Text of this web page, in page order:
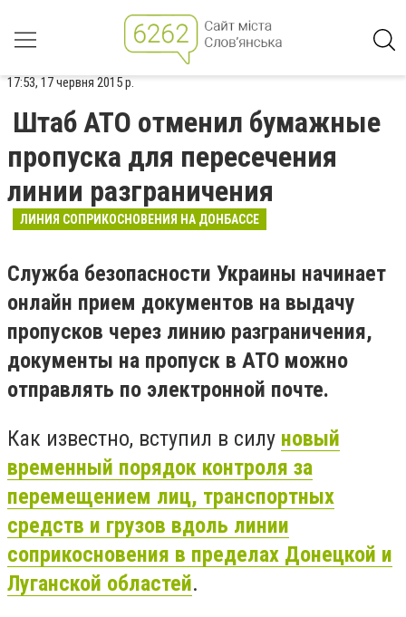
17:53, 17 червня 2015 р.
Штаб АТО отменил бумажные
пропуска для пересечения
линии разграничения
ЛИНИЯ СОПРИКОСНОВЕНИЯ НА ДОНБАССЕ
Служба безопасности Украины начинает
онлайн прием документов на выдачу
пропусков через линию разграничения,
документы на пропуск в АТО можно
отправлять по электронной почте.
Как известно, вступил в силу новый
временный порядок контроля за
перемещением лиц, транспортных
средств и грузов вдоль линии
соприкосновения в пределах Донецкой и
Луганской областей.